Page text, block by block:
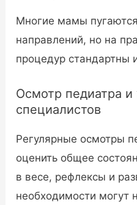
Многие мамы
направлений, но на
процедур стандартны
Осмотр педиатра и
специалистов
Регулярные осмотры
оценить общее
в весе, рефлексы и
необходимости могут